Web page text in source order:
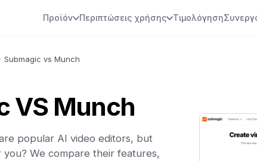
Προϊόν Περιπτώσεις χρήσης Τιμολόγηση
Submagic vs Munch
VS Munch
popular AI video editors, but
We compare their features,